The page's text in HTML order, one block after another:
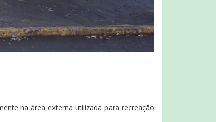
na área externa utilizada para recreação